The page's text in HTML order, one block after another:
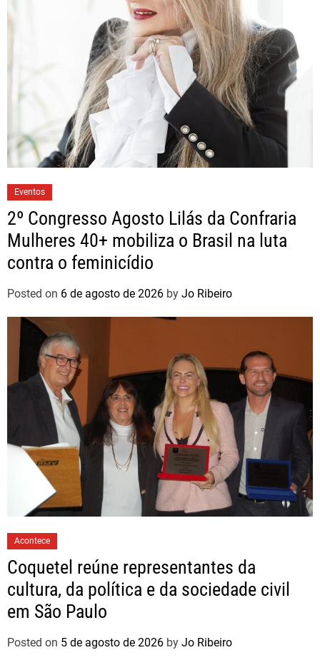
Eventos
2º Congresso Agosto Lilás da Confraria
Mulheres 40+ mobiliza o Brasil na luta
contra o feminicídio
Posted on 6 de agosto de 2026 by Jo Ribeiro
Acontece
Coquetel reúne representantes da
cultura, da política e da sociedade civil
em São Paulo
Posted on 5 de agosto de 2026 by Jo Ribeiro